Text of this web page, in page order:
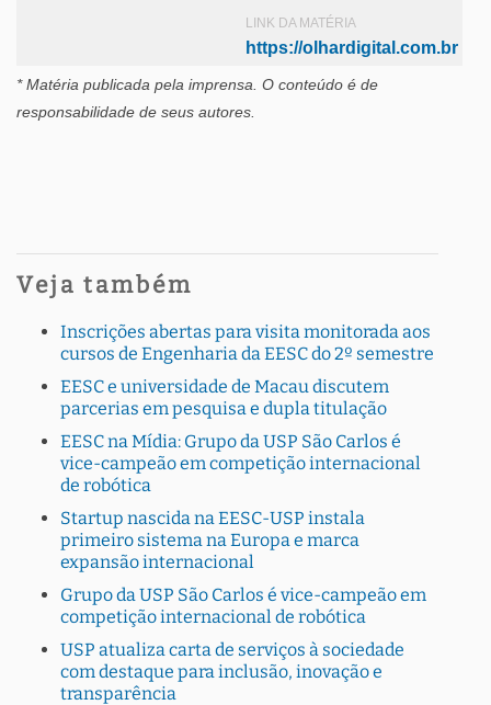
LINK DA MATÉRIA
https://olhardigital.com.br
* Matéria publicada pela imprensa . O conteúdo é de
responsabilidade de seus autores.
Veja também
Inscrições abertas para visita monitorada aos
cursos de Engenharia da EESC do 2º semestre
EESC e universidade de Macau discutem
parcerias em pesquisa e dupla titulação
EESC na Mídia: Grupo da USP São Carlos é
vice-campeão em competição internacional
de robótica
Startup nascida na EESC-USP instala
primeiro sistema na Europa e marca
expansão internacional
Grupo da USP São Carlos é vice-campeão em
competição internacional de robótica
USP atualiza carta de serviços à sociedade
com destaque para inclusão, inovação e
transparência